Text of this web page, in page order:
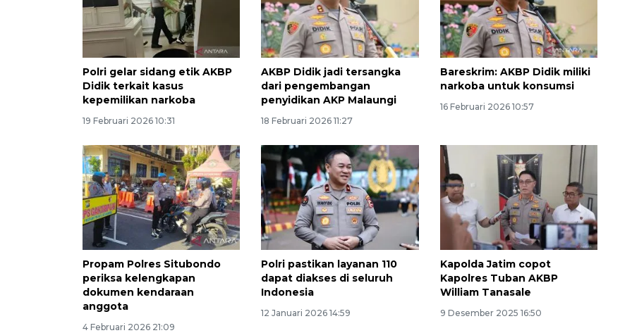
Polri gelar sidang etik AKBP
Didik terkait kasus
kepemilikan narkoba
19 Februari 2026 10:31
AKBP Didik jadi tersangka
dari pengembangan
penyidikan AKP Malaungi
18 Februari 2026 11:27
Bareskrim: AKBP Didik miliki
narkoba untuk konsumsi
16 Februari 2026 10:57
Propam Polres Situbondo
periksa kelengkapan
dokumen kendaraan
anggota
4 Februari 2026 21:09
Polri pastikan layanan 110
dapat diakses di seluruh
Indonesia
12 Januari 2026 14:59
Kapolda Jatim copot
Kapolres Tuban AKBP
William Tanasale
9 Desember 2025 16:50
Waspadai penyakit saat
musim kemarau
2026-08-05 12:00:00